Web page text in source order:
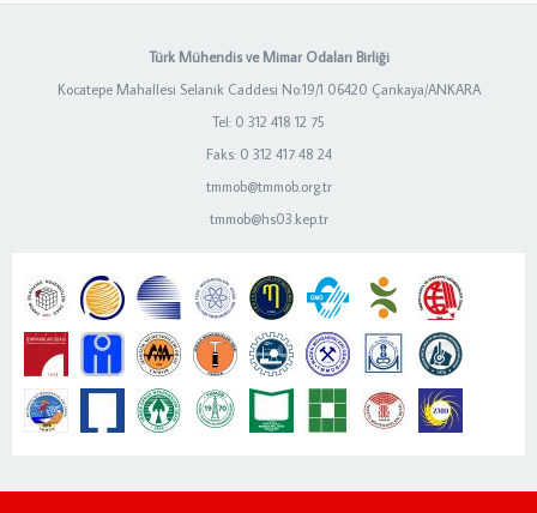
Türk Mühendis ve Mimar Odaları Birliği
Kocatepe Mahallesi Selanik Caddesi No:19/1 06420 Çankaya/ANKARA
Tel: 0 312 418 12 75
Faks: 0 312 417 48 24
tmmob@tmmob.org.tr
tmmob@hs03.kep.tr